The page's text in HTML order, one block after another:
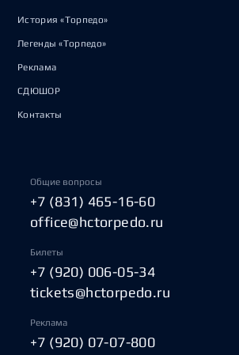
История «Торпедо»
Легенды «Торпедо»
Реклама
СДЮШОР
Контакты
Общие вопросы
+7 (831) 465-16-60
office@hctorpedo.ru
Билеты
+7 (920) 006-05-34
tickets@hctorpedo.ru
Реклама
+7 (920) 07-07-800